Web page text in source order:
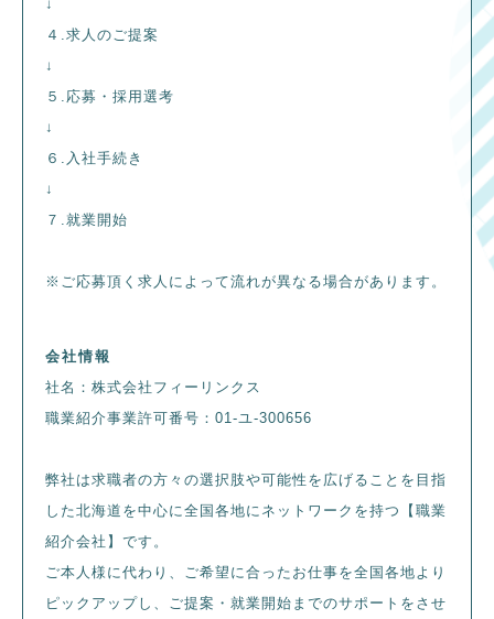
↓
４.求人のご提案
↓
５.応募・採用選考
↓
６.入社手続き
↓
７.就業開始
※ご応募頂く求人によって流れが異なる場合があります。
会社情報
社名：株式会社フィーリンクス
職業紹介事業許可番号：01-ユ-300656
弊社は求職者の方々の選択肢や可能性を広げることを目指
した北海道を中心に全国各地にネットワークを持つ【職業
紹介会社】です。
ご本人様に代わり、ご希望に合ったお仕事を全国各地より
ピックアップし、ご提案・就業開始までのサポートをさせ